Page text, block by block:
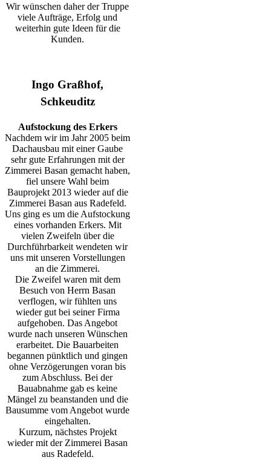
Wir wünschen daher der Truppe
viele Aufträge, Erfolg und
weiterhin gute Ideen für die
Kunden.
Ingo Graßhof,
Schkeuditz
Aufstockung des Erkers
Nachdem wir im Jahr 2005 beim
Dachausbau mit einer Gaube
sehr gute Erfahrungen mit der
Zimmerei Basan gemacht haben,
fiel unsere Wahl beim
Bauprojekt 2013 wieder auf die
Zimmerei Basan aus Radefeld.
Uns ging es um die Aufstockung
eines vorhanden Erkers. Mit
vielen Zweifeln über die
Durchführbarkeit wendeten wir
uns mit unseren Vorstellungen
an die Zimmerei.
Die Zweifel waren mit dem
Besuch von Herrn Basan
verflogen, wir fühlten uns
wieder gut bei seiner Firma
aufgehoben. Das Angebot
wurde nach unseren Wünschen
erarbeitet. Die Bauarbeiten
begannen pünktlich und gingen
ohne Verzögerungen voran bis
zum Abschluss. Bei der
Bauabnahme gab es keine
Mängel zu beanstanden und die
Bausumme vom Angebot wurde
eingehalten.
Kurzum, nächstes Projekt
wieder mit der Zimmerei Basan
aus Radefeld.